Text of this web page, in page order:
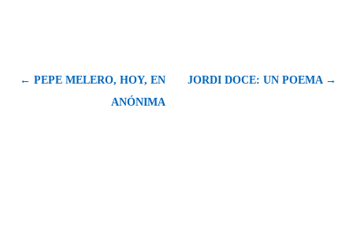
← PEPE MELERO, HOY, EN
ANÓNIMA
JORDI DOCE: UN POEMA →